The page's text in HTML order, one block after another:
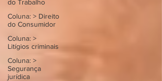
do Trabalho
Coluna: > Direito
do Consumidor
Coluna: >
Litígios criminais
Coluna: >
Segurança
jurídica